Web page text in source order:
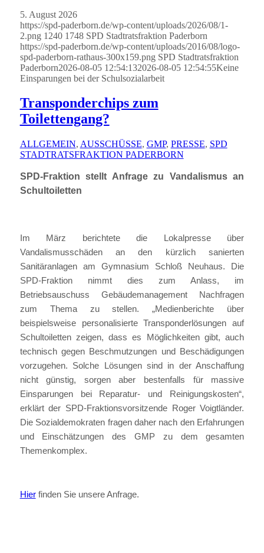
5. August 2026
https://spd-paderborn.de/wp-content/uploads/2026/08/1-
2.png 1240 1748 SPD Stadtratsfraktion Paderborn
https://spd-paderborn.de/wp-content/uploads/2016/08/logo-
spd-paderborn-rathaus-300x159.png SPD Stadtratsfraktion
Paderborn2026-08-05 12:54:132026-08-05 12:54:55Keine
Einsparungen bei der Schulsozialarbeit
Transponderchips zum
Toilettengang?
ALLGEMEIN, AUSSCHÜSSE, GMP, PRESSE, SPD
STADTRATSFRAKTION PADERBORN
SPD-Fraktion stellt Anfrage zu Vandalismus an
Schultoiletten
Im März berichtete die Lokalpresse über
Vandalismusschäden an den kürzlich sanierten
Sanitäranlagen am Gymnasium Schloß Neuhaus. Die
SPD-Fraktion nimmt dies zum Anlass, im
Betriebsauschuss Gebäudemanagement Nachfragen
zum Thema zu stellen. „Medienberichte über
beispielsweise personalisierte Transponderlösungen auf
Schultoiletten zeigen, dass es Möglichkeiten gibt, auch
technisch gegen Beschmutzungen und Beschädigungen
vorzugehen. Solche Lösungen sind in der Anschaffung
nicht günstig, sorgen aber bestenfalls für massive
Einsparungen bei Reparatur- und Reinigungskosten“,
erklärt der SPD-Fraktionsvorsitzende Roger Voigtländer.
Die Sozialdemokraten fragen daher nach den Erfahrungen
und Einschätzungen des GMP zu dem gesamten
Themenkomplex.
Hierfinden Sie unsere Anfrage.